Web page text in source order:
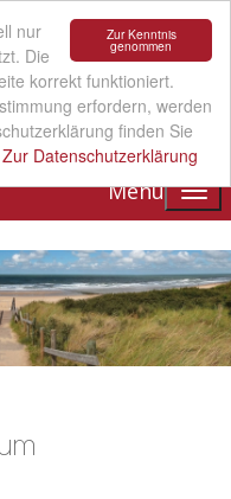
Zur Kenntnis
genommen
nur
Die
korrekt funktioniert.
erfordern, werden
finden Sie
Zur Datenschutzerklärung
Menu